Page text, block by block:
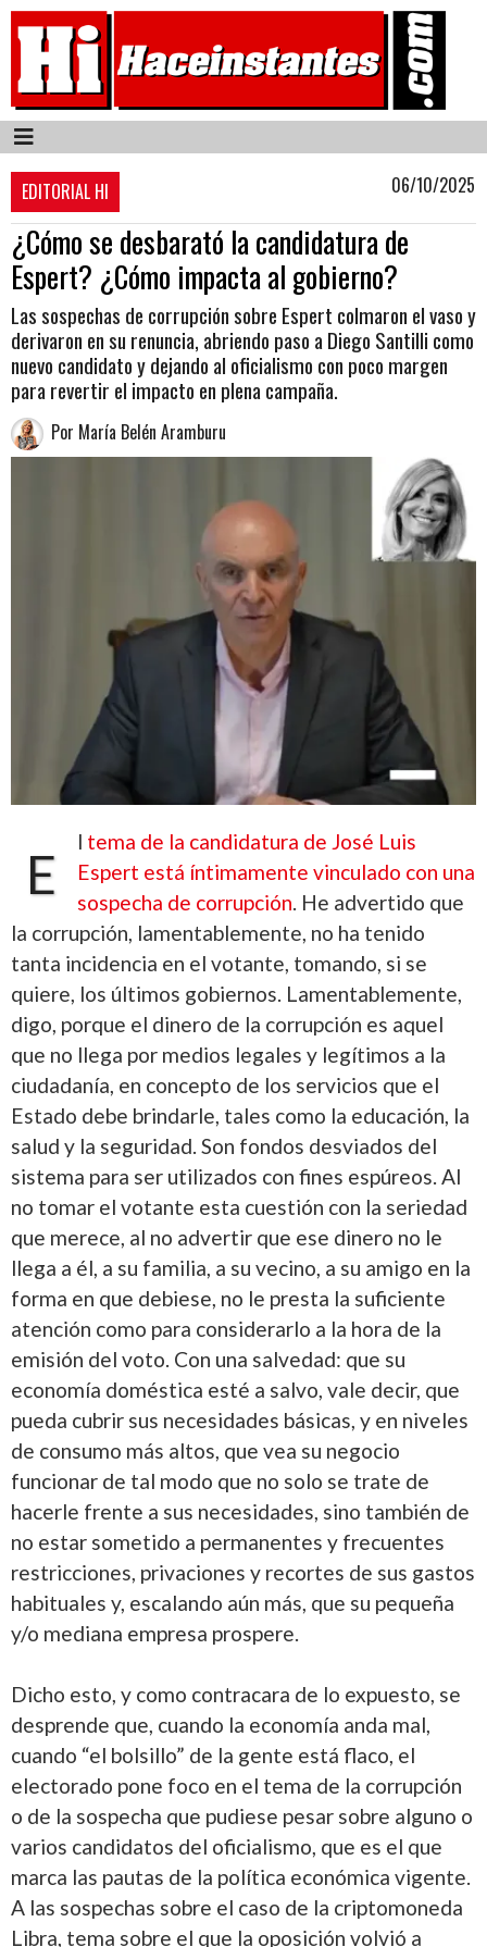
EDITORIAL HI 06/10/2025
¿Cómo se desbarató la candidatura de
Espert? ¿Cómo impacta al gobierno?
Las sospechas de corrupción sobre Espert colmaron el vaso y
derivaron en su renuncia, abriendo paso a Diego Santilli como
nuevo candidato y dejando al oficialismo con poco margen
para revertir el impacto en plena campaña.
Por María Belén Aramburu
E
l tema de la candidatura de José Luis
Espert está íntimamente vinculado con una
sospecha de corrupción. He advertido que
la corrupción, lamentablemente, no ha tenido
tanta incidencia en el votante, tomando, si se
quiere, los últimos gobiernos. Lamentablemente,
digo, porque el dinero de la corrupción es aquel
que no llega por medios legales y legítimos a la
ciudadanía, en concepto de los servicios que el
Estado debe brindarle, tales como la educación, la
salud y la seguridad. Son fondos desviados del
sistema para ser utilizados con fines espúreos. Al
no tomar el votante esta cuestión con la seriedad
que merece, al no advertir que ese dinero no le
llega a él, a su familia, a su vecino, a su amigo en la
forma en que debiese, no le presta la suficiente
atención como para considerarlo a la hora de la
emisión del voto. Con una salvedad: que su
economía doméstica esté a salvo, vale decir, que
pueda cubrir sus necesidades básicas, y en niveles
de consumo más altos, que vea su negocio
funcionar de tal modo que no solo se trate de
hacerle frente a sus necesidades, sino también de
no estar sometido a permanentes y frecuentes
restricciones, privaciones y recortes de sus gastos
habituales y, escalando aún más, que su pequeña
y/o mediana empresa prospere.
Dicho esto, y como contracara de lo expuesto, se
desprende que, cuando la economía anda mal,
cuando “el bolsillo” de la gente está flaco, el
electorado pone foco en el tema de la corrupción
o de la sospecha que pudiese pesar sobre alguno o
varios candidatos del oficialismo, que es el que
marca las pautas de la política económica vigente.
A las sospechas sobre el caso de la criptomoneda
Libra, tema sobre el que la oposición volvió a